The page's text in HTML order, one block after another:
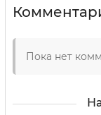
Пока нет